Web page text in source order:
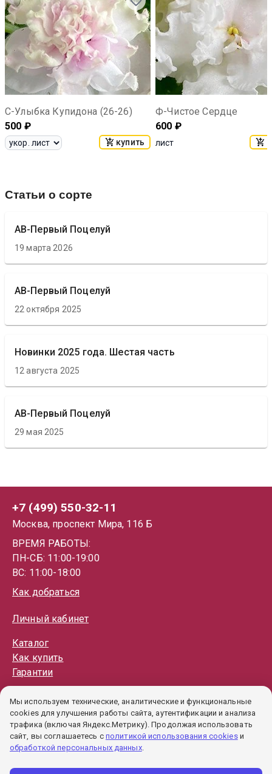
1200
С-Улыбка Купидона (26-26)
500 ₽
купить
Ф-Чистое Сердце
600 ₽
лист
Статьи о сорте
АВ-Первый Поцелуй
19 марта 2026
АВ-Первый Поцелуй
22 октября 2025
Новинки 2025 года. Шестая часть
12 августа 2025
АВ-Первый Поцелуй
29 мая 2025
+7 (499) 550-32-11
Москва, проспект Мира, 116 Б
ВРЕМЯ РАБОТЫ:
ПН-СБ: 11:00-19:00
ВС: 11:00-18:00
Как добраться
Личный кабинет
Каталог
Как купить
Гарантии
Пользовательское соглашение
Политика cookie
Мы используем технические, аналитические и функциональные
cookies для улучшения работы сайта, аутентификации и анализа
трафика (включая Яндекс.Метрику). Продолжая использовать
сайт, вы соглашаетесь с политикой использования cookies и
обработкой персональных данных.